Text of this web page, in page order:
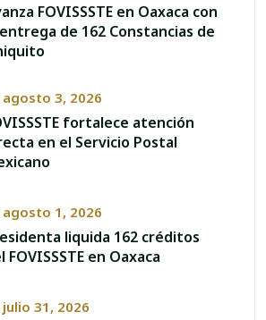
FOVISSSTE en Oaxaca con
de 162 Constancias de
agosto 3, 2026
fortalece atención
en el Servicio Postal
agosto 1, 2026
liquida 162 créditos
FOVISSSTE en Oaxaca
julio 31, 2026